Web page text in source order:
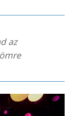
az